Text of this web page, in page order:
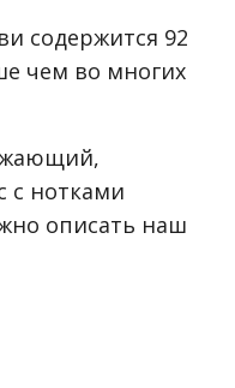
содержится 92
чем во многих
с нотками
описать наш